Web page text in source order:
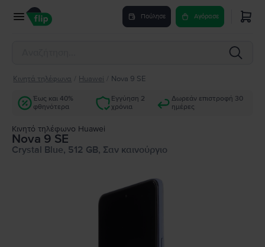
Πούλησε Αγόρασε
Κινητά τηλέφωνα Huawei Nova 9 SE
Έως και 40%
φθηνότερα
Εγγύηση 2
χρόνια
Δωρεάν επιστροφή 30
ημέρες
Κινητό τηλέφωνο Huawei
Nova 9 SE
Crystal Blue, 512 GB, Σαν καινούργιο